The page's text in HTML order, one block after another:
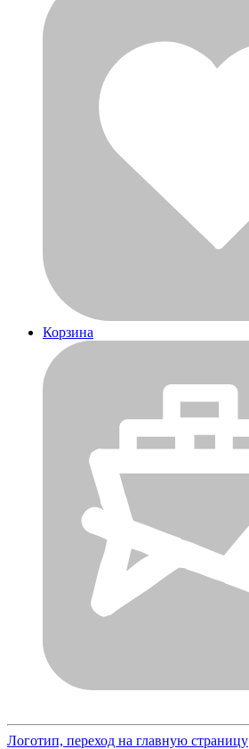
Корзина
Логотип, переход на главную страницу